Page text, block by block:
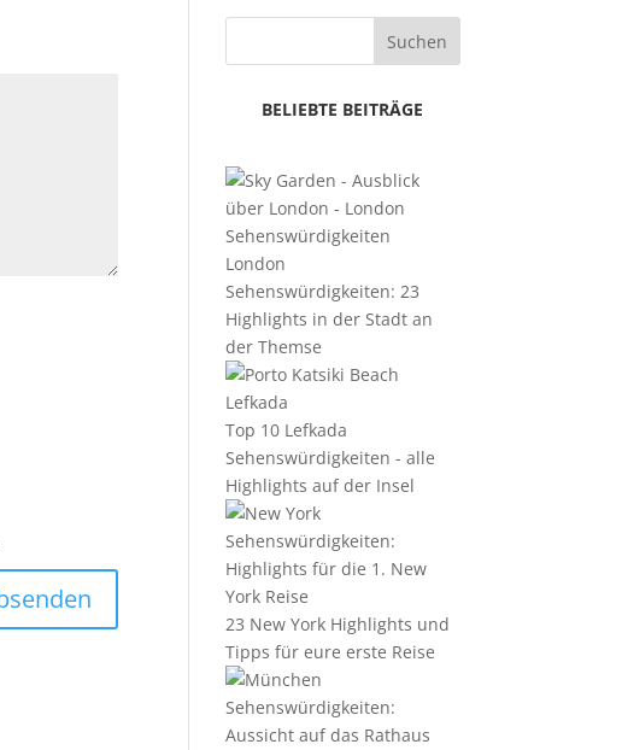
Suchen
BELIEBTE BEITRÄGE
London
Sehenswürdigkeiten: 23
Highlights in der Stadt an
der Themse
Top 10 Lefkada
Sehenswürdigkeiten - alle
Highlights auf der Insel
23 New York Highlights und
Tipps für eure erste Reise